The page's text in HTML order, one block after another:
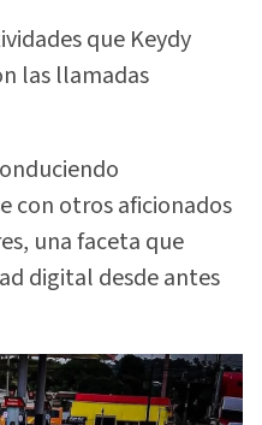
que Keydy
las llamadas
con otros aficionados
una faceta que
digital desde antes